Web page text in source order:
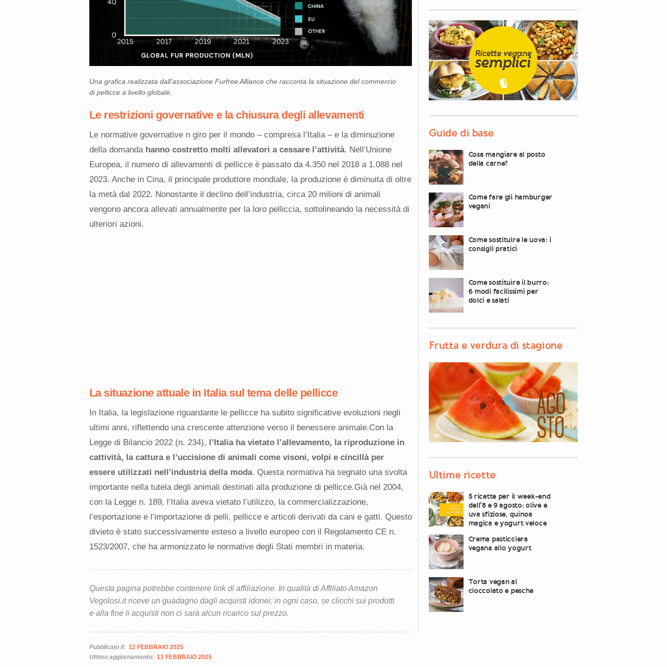
Una grafica realizzata dall’associazione Furfree Alliance che racconta la situazione del commercio
di pellicce a livello globale.
Le restrizioni governative e la chiusura degli allevamenti
Le normative governative n giro per il mondo – compresa l’Italia – e la diminuzione
della domanda hanno costretto molti allevatori a cessare l’attività. Nell’Unione
Europea, il numero di allevamenti di pellicce è passato da 4.350 nel 2018 a 1.088 nel
2023. Anche in Cina, il principale produttore mondiale, la produzione è diminuita di oltre
la metà dal 2022. Nonostante il declino dell’industria, circa 20 milioni di animali
vengono ancora allevati annualmente per la loro pelliccia, sottolineando la necessità di
ulteriori azioni.
La situazione attuale in Italia sul tema delle pellicce
In Italia, la legislazione riguardante le pellicce ha subito significative evoluzioni negli
ultimi anni, riflettendo una crescente attenzione verso il benessere animale.Con la
Legge di Bilancio 2022 (n. 234), l’Italia ha vietato l’allevamento, la riproduzione in
cattività, la cattura e l’uccisione di animali come visoni, volpi e cincillà per
essere utilizzati nell’industria della moda. Questa normativa ha segnato una svolta
importante nella tutela degli animali destinati alla produzione di pellicce.Già nel 2004,
con la Legge n. 189, l’Italia aveva vietato l’utilizzo, la commercializzazione,
l’esportazione e l’importazione di pelli, pellicce e articoli derivati da cani e gatti. Questo
divieto è stato successivamente esteso a livello europeo con il Regolamento CE n.
1523/2007, che ha armonizzato le normative degli Stati membri in materia.
Questa pagina potrebbe contenere link di affiliazione. In qualità di Affiliato Amazon
Vegolosi.it riceve un guadagno dagli acquisti idonei: in ogni caso, se clicchi sui prodotti
e alla fine li acquisti non ci sarà alcun ricarico sul prezzo.
Pubblicato il: 12 FEBBRAIO 2025
Ultimo aggiornamento: 13 FEBBRAIO 2025
Guide di base
Cosa mangiare al posto
della carne?
Come fare gli hamburger
vegani
Come sostituire le uova: i
consigli pratici
Come sostituire il burro:
6 modi facilissimi per
dolci e salati
Frutta e verdura di stagione
Ultime ricette
5 ricette per il week-end
dell’8 e 9 agosto: olive e
uva sfiziose, quinoa
magica e yogurt veloce
Crema pasticciera
vegana allo yogurt
Torta vegan al
cioccolato e pesche